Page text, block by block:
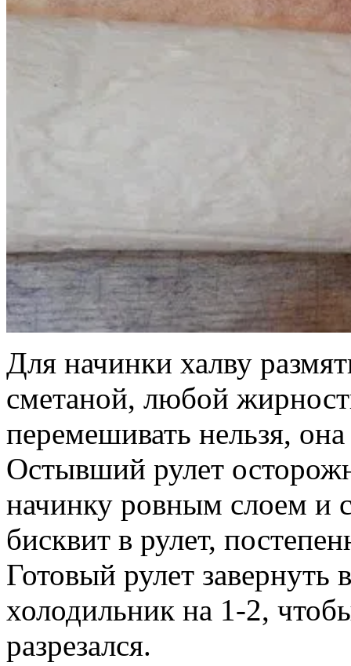
Для начинки халву
сметаной, любой
перемешивать нельзя,
Остывший рулет
начинку ровным слоем и
бисквит в рулет,
Готовый рулет завернуть
холодильник на 1-2,
разрезался.